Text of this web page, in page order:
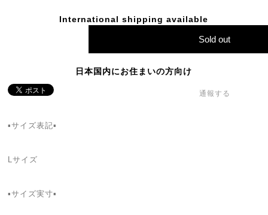
International shipping available
Sold out
日本国内にお住まいの方向け
通報する
▪サイズ表記▪
Lサイズ
▪サイズ実寸▪